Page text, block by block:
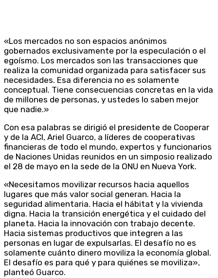
«Los mercados no son espacios anónimos
gobernados exclusivamente por la especulación o el
egoísmo. Los mercados son las transacciones que
realiza la comunidad organizada para satisfacer sus
necesidades. Esa diferencia no es solamente
conceptual. Tiene consecuencias concretas en la vida
de millones de personas, y ustedes lo saben mejor
que nadie.»
Con esa palabras se dirigió el presidente de Cooperar
y de la ACI, Ariel Guarco, a líderes de cooperativas
financieras de todo el mundo, expertos y funcionarios
de Naciones Unidas reunidos en un simposio realizado
el 28 de mayo en la sede de la ONU en Nueva York.
«Necesitamos movilizar recursos hacia aquellos
lugares que más valor social generan. Hacia la
seguridad alimentaria. Hacia el hábitat y la vivienda
digna. Hacia la transición energética y el cuidado del
planeta. Hacia la innovación con trabajo decente.
Hacia sistemas productivos que integren a las
personas en lugar de expulsarlas. El desafío no es
solamente cuánto dinero moviliza la economía global.
El desafío es para qué y para quiénes se moviliza»,
planteó Guarco.